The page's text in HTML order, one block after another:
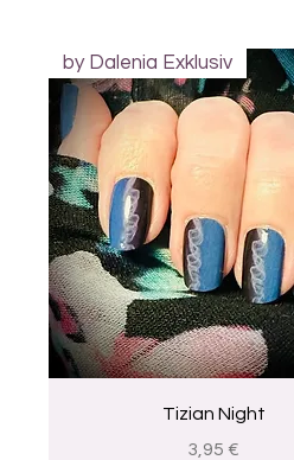
Visualização rápida
by Dalenia Exklusiv
Tizian Night
Preço
3,95 €